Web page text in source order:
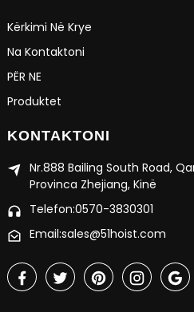
Kërkimi Në Krye
Na Kontaktoni
PËR NE
Produktet
KONTAKTONI
Nr.888 Bailing South Road,
Provinca Zhejiang, Kinë
Telefon:0570-3830301
Email:sales@51hoist.com